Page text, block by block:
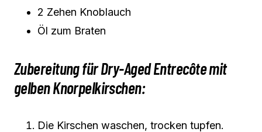
2 Zehen Knoblauch
Öl zum Braten
Zubereitung für Dry-Aged Entrecôte mit
gelben Knorpelkirschen:
Die Kirschen waschen, trocken tupfen.